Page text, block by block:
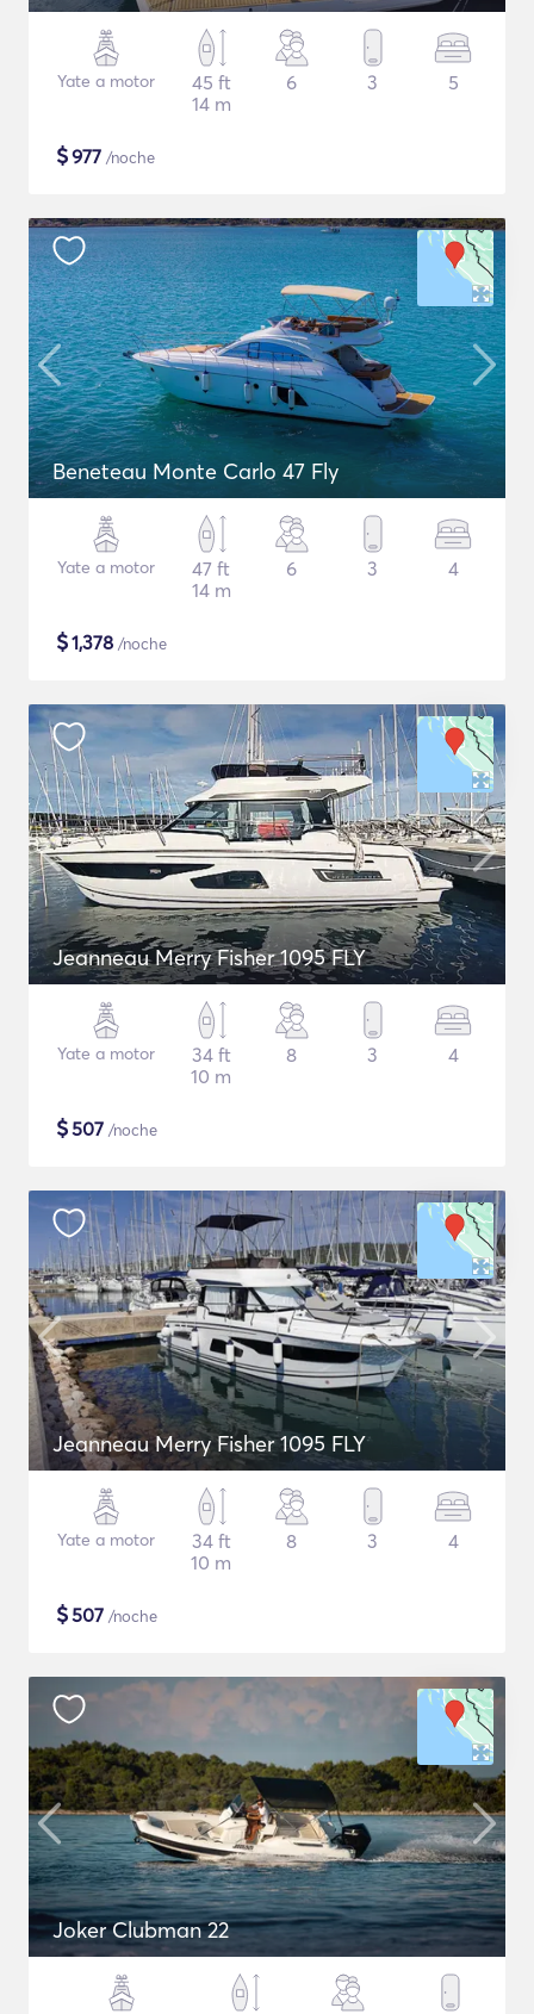
Yate a motor
45 ft
14 m
6 3 5
$977 /noche
Beneteau Monte Carlo 47 Fly
Yate a motor
47 ft
14 m
6 3 4
$1,378 /noche
Jeanneau Merry Fisher 1095 FLY
Yate a motor
34 ft
10 m
8 3 4
$507 /noche
Jeanneau Merry Fisher 1095 FLY
Yate a motor
34 ft
10 m
8 3 4
$507 /noche
Joker Clubman 22